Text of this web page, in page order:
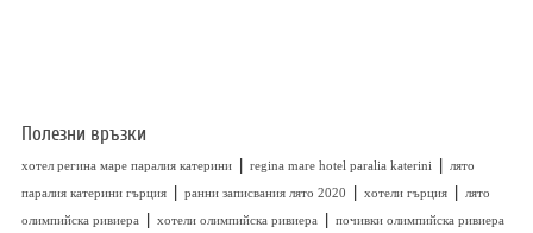
Полезни връзки
хотел регина маре паралия катерини | regina mare hotel paralia katerini | лято
паралия катерини гърция | ранни записвания лято 2020 | хотели гърция | лято
олимпийска ривиера
| хотели олимпийска ривиера | почивки олимпийска ривиера